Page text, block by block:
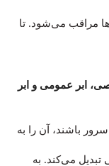
مراقب می‌شود. تا
ابر عمومی و ابر
باشند، آن را به
می‌کند. به